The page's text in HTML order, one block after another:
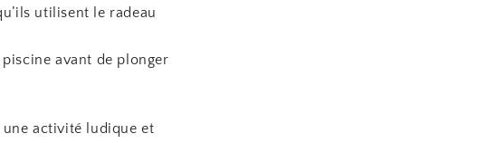
utilisent le radeau
avant de plonger
activité ludique et